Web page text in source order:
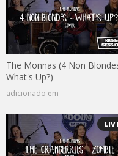
The Monnas (4 Non
What's Up?)
adicionado em